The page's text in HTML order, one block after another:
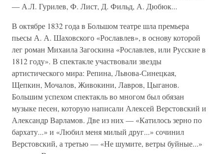
— А.Л. Гурилев, Ф. Лист, Д. Фильд, А. Дюбюк...
В октябре 1832 года в Большом театре шла премьера
пьесы А. А. Шаховского «Рославлев», в основу которой
лег роман Михаила Загоскина «Рославлев, или Русские в
1812 году». В спектакле участвовали звезды
артистического мира: Репина, Львова-Синецкая,
Щепкин, Мочалов, Живокини, Лавров, Цыганов.
Большим успехом спектакль во многом был обязан
музыке песен, которую написали Алексей Верстовский и
Александр Варламов. Две из них — «Катилось зерно по
бархату...» и «Любил меня милый друг...» сочинил
Верстовский, а третью — «Не шумите, ветры буйные...»